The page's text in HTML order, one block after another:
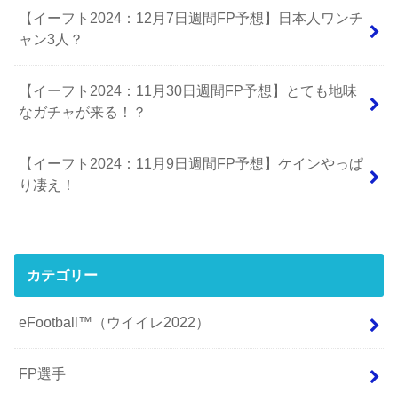
【イーフト2024：12月7日週間FP予想】日本人ワンチ
ャン3人？
【イーフト2024：11月30日週間FP予想】とても地味
なガチャが来る！？
【イーフト2024：11月9日週間FP予想】ケインやっぱ
り凄え！
カテゴリー
eFootball™（ウイイレ2022）
FP選手